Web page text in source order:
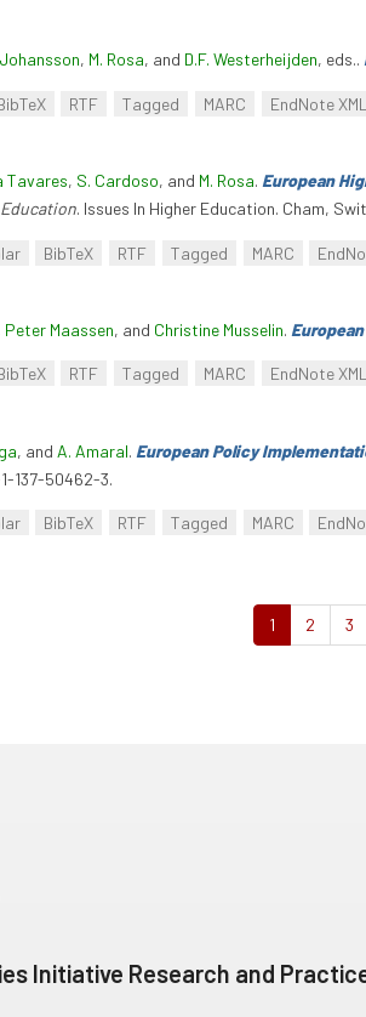
, M. Rosa, and D.F. Westerheijden, eds..
RTF Tagged MARC EndNote XML
Tavares, S. Cardoso, and M. Rosa. European
. Issues In Higher Education. Cham,
BibTeX RTF Tagged MARC
Peter Maassen, and Christine Musselin.
RTF Tagged MARC EndNote XML
, and A. Amaral. European Policy
137-50462-3.
BibTeX RTF Tagged MARC
1 2 3
Initiative Research and